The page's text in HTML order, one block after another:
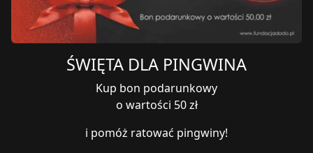
ŚWIĘTA DLA PINGWINA
Kup bon podarunkowy
o wartości 50 zł
i pomóż ratować pingwiny!